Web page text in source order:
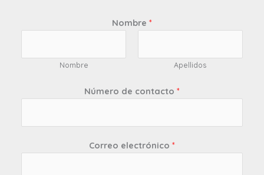
Nombre *
Nombre Apellidos
Número de contacto *
Correo electrónico *